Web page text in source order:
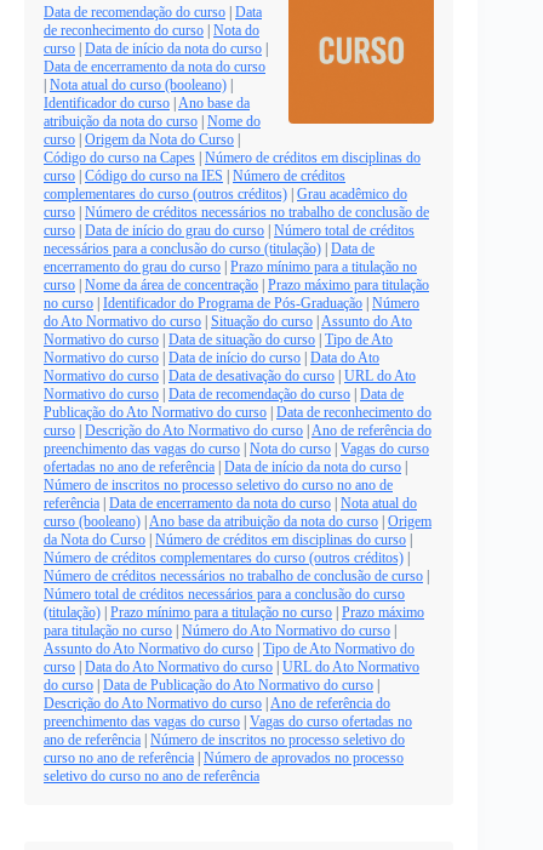
Data de recomendação do curso | Data
de reconhecimento do curso | Nota do
curso | Data de início da nota do curso |
Data de encerramento da nota do curso
| Nota atual do curso (booleano) |
Identificador do curso | Ano base da
atribuição da nota do curso | Nome do
curso | Origem da Nota do Curso |
Código do curso na Capes | Número de créditos em disciplinas do
curso | Código do curso na IES | Número de créditos
complementares do curso (outros créditos) | Grau acadêmico do
curso | Número de créditos necessários no trabalho de conclusão de
curso | Data de início do grau do curso | Número total de créditos
necessários para a conclusão do curso (titulação) | Data de
encerramento do grau do curso | Prazo mínimo para a titulação no
curso | Nome da área de concentração | Prazo máximo para titulação
no curso | Identificador do Programa de Pós-Graduação | Número
do Ato Normativo do curso | Situação do curso | Assunto do Ato
Normativo do curso | Data de situação do curso | Tipo de Ato
Normativo do curso | Data de início do curso | Data do Ato
Normativo do curso | Data de desativação do curso | URL do Ato
Normativo do curso | Data de recomendação do curso | Data de
Publicação do Ato Normativo do curso | Data de reconhecimento do
curso | Descrição do Ato Normativo do curso | Ano de referência do
preenchimento das vagas do curso | Nota do curso | Vagas do curso
ofertadas no ano de referência | Data de início da nota do curso |
Número de inscritos no processo seletivo do curso no ano de
referência | Data de encerramento da nota do curso | Nota atual do
curso (booleano) | Ano base da atribuição da nota do curso | Origem
da Nota do Curso | Número de créditos em disciplinas do curso |
Número de créditos complementares do curso (outros créditos) |
Número de créditos necessários no trabalho de conclusão de curso |
Número total de créditos necessários para a conclusão do curso
(titulação) | Prazo mínimo para a titulação no curso | Prazo máximo
para titulação no curso | Número do Ato Normativo do curso |
Assunto do Ato Normativo do curso | Tipo de Ato Normativo do
curso | Data do Ato Normativo do curso | URL do Ato Normativo
do curso | Data de Publicação do Ato Normativo do curso |
Descrição do Ato Normativo do curso | Ano de referência do
preenchimento das vagas do curso | Vagas do curso ofertadas no
ano de referência | Número de inscritos no processo seletivo do
curso no ano de referência | Número de aprovados no processo
seletivo do curso no ano de referência